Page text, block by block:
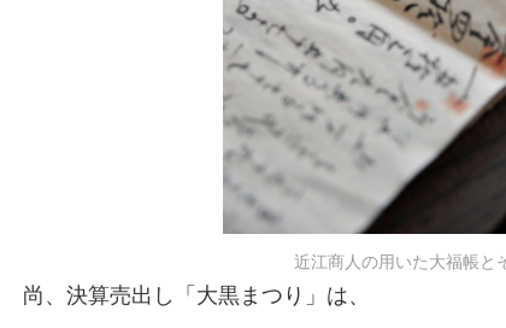
近江商人の用いた大福帳と
尚、決算売出し「大黒まつり」は、